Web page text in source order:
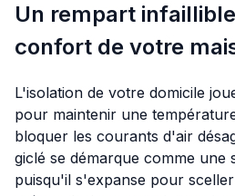
Un rempart
confort de votre
L'isolation de votre domicile
pour maintenir une
bloquer les courants d'air
giclé se démarque comme une
puisqu'il s'expanse pour